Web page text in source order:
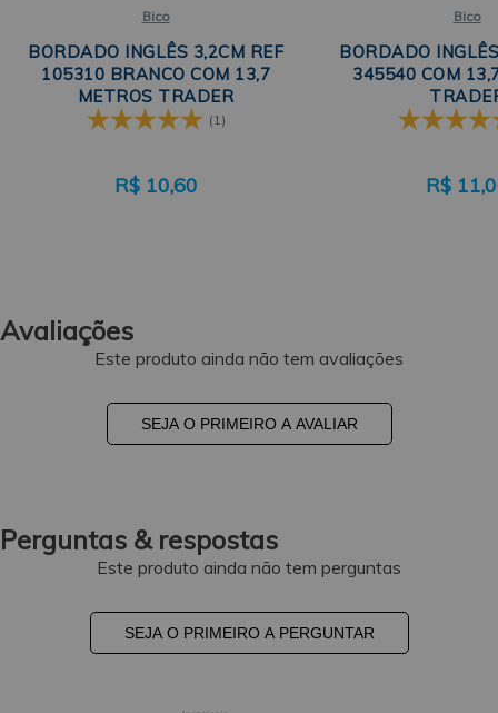
Bico
BORDADO INGLÊS 3,2CM REF
105310 BRANCO COM 13,7
METROS TRADER
(1)
R$ 10,60
Bico
BORDADO
345540 COM
R$
Avaliações
Este produto ainda não tem avaliações
SEJA O PRIMEIRO A AVALIAR
Perguntas & respostas
Este produto ainda não tem perguntas
SEJA O PRIMEIRO A PERGUNTAR